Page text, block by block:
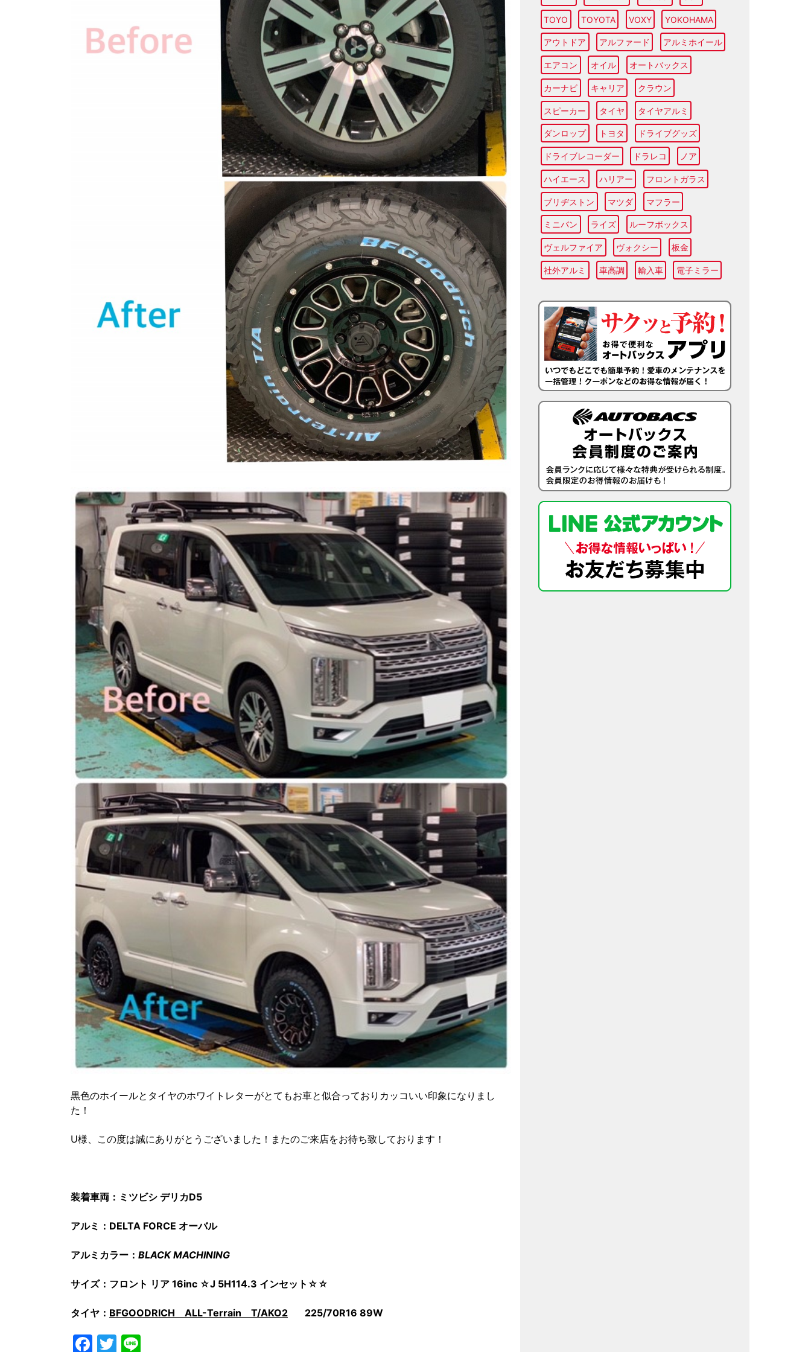
黒色のホイールとタイヤのホワイトレターがとてもお車と似合っておりカッコいい印象になりまし
た！
U様、この度は誠にありがとうございました！またのご来店をお待ち致しております！
装着車両：ミツビシ デリカD5
アルミ：DELTA FORCE オーバル
アルミカラー： BLACK MACHINING
サイズ：フロント リア 16inc ☆J 5H114.3 インセット☆☆
タイヤ： BFGOODRICH ALL-Terrain T/AKO2 225/70R16 89W
Facebook
Twitter
TOYO TOYOTA VOXY YOKOHAMA
アウトドア アルファード アルミホイール
エアコン オイル オートバックス
カーナビ キャリア クラウン
スピーカー タイヤ タイヤアルミ
ダンロップ トヨタ ドライブグッズ
ドライブレコーダー ドラレコ ノア
ハイエース ハリアー フロントガラス
ブリヂストン マツダ マフラー
ミニバン ライズ ルーフボックス
ヴェルファイア ヴォクシー 板金
社外アルミ 車高調 輸入車 電子ミラー